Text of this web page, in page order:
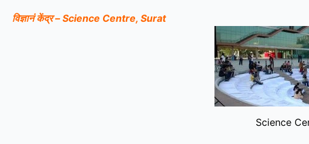
विज्ञानं केंद्र – Science Centre, Surat
Science